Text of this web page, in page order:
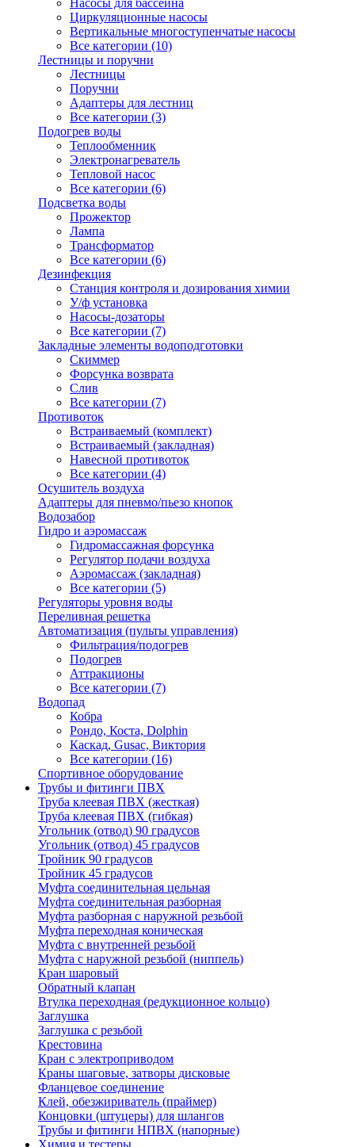
Насосы для бассейна
Циркуляционные насосы
Вертикальные многоступенчатые насосы
Все категории (10)
Лестницы и поручни
Лестницы
Поручни
Адаптеры для лестниц
Все категории (3)
Подогрев воды
Теплообменник
Электронагреватель
Тепловой насос
Все категории (6)
Подсветка воды
Прожектор
Лампа
Трансформатор
Все категории (6)
Дезинфекция
Станция контроля и дозирования химии
У/ф установка
Насосы-дозаторы
Все категории (7)
Закладные элементы водоподготовки
Скиммер
Форсунка возврата
Слив
Все категории (7)
Противоток
Встраиваемый (комплект)
Встраиваемый (закладная)
Навесной противоток
Все категории (4)
Осушитель воздуха
Адаптеры для пневмо/пьезо кнопок
Водозабор
Гидро и аэромассаж
Гидромассажная форсунка
Регулятор подачи воздуха
Аэромассаж (закладная)
Все категории (5)
Регуляторы уровня воды
Переливная решетка
Автоматизация (пульты управления)
Фильтрация/подогрев
Подогрев
Аттракционы
Все категории (7)
Водопад
Кобра
Рондо, Коста, Dolphin
Каскад, Gusac, Виктория
Все категории (16)
Спортивное оборудование
Трубы и фитинги ПВХ
Труба клеевая ПВХ (жесткая)
Труба клеевая ПВХ (гибкая)
Угольник (отвод) 90 градусов
Угольник (отвод) 45 градусов
Тройник 90 градусов
Тройник 45 градусов
Муфта соединительная цельная
Муфта соединительная разборная
Муфта разборная с наружной резьбой
Муфта переходная коническая
Муфта с внутренней резьбой
Муфта с наружной резьбой (ниппель)
Кран шаровый
Обратный клапан
Втулка переходная (редукционное кольцо)
Заглушка
Заглушка с резьбой
Крестовина
Кран с электроприводом
Краны шаговые, затворы дисковые
Фланцевое соединение
Клей, обезжириватель (праймер)
Концовки (штуцеры) для шлангов
Трубы и фитинги НПВХ (напорные)
Химия и тестеры